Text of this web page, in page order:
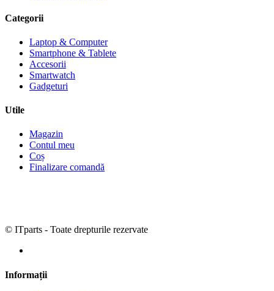
Categorii
Laptop & Computer
Smartphone & Tablete
Accesorii
Smartwatch
Gadgeturi
Utile
Magazin
Contul meu
Coș
Finalizare comandă
© ITparts - Toate drepturile rezervate
Informații